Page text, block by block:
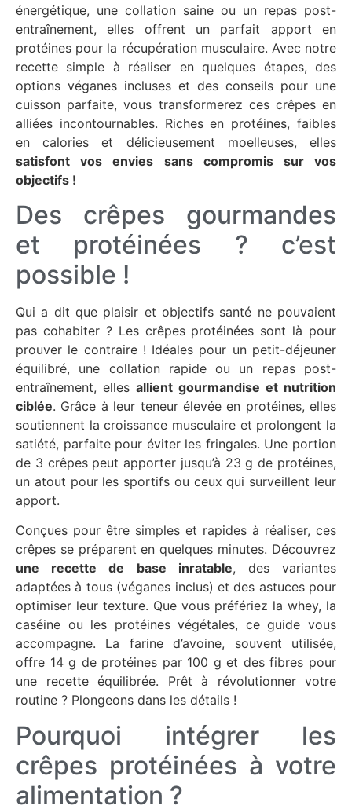
énergétique, une collation saine ou un repas post-
entraînement, elles offrent un parfait apport en
protéines pour la récupération musculaire. Avec notre
recette simple à réaliser en quelques étapes, des
options véganes incluses et des conseils pour une
cuisson parfaite, vous transformerez ces crêpes en
alliées incontournables. Riches en protéines, faibles
en calories et délicieusement moelleuses, elles
satisfont vos envies sans compromis sur vos
objectifs !
Des crêpes gourmandes
et protéinées ? c’est
possible !
Qui a dit que plaisir et objectifs santé ne pouvaient
pas cohabiter ? Les crêpes protéinées sont là pour
prouver le contraire ! Idéales pour un petit-déjeuner
équilibré, une collation rapide ou un repas post-
entraînement, elles allient gourmandise et nutrition
ciblée. Grâce à leur teneur élevée en protéines, elles
soutiennent la croissance musculaire et prolongent la
satiété, parfaite pour éviter les fringales. Une portion
de 3 crêpes peut apporter jusqu’à 23 g de protéines,
un atout pour les sportifs ou ceux qui surveillent leur
apport.
Conçues pour être simples et rapides à réaliser, ces
crêpes se préparent en quelques minutes. Découvrez
une recette de base inratable, des variantes
adaptées à tous (véganes inclus) et des astuces pour
optimiser leur texture. Que vous préfériez la whey, la
caséine ou les protéines végétales, ce guide vous
accompagne. La farine d’avoine, souvent utilisée,
offre 14 g de protéines par 100 g et des fibres pour
une recette équilibrée. Prêt à révolutionner votre
routine ? Plongeons dans les détails !
Pourquoi intégrer les
crêpes protéinées à votre
alimentation ?